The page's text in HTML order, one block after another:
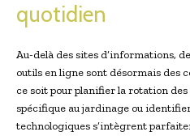
quotidien
Au-delà des sites d’informations,
outils en ligne sont désormais des
ce soit pour planifier la rotation
spécifique au jardinage ou
technologiques s’intègrent